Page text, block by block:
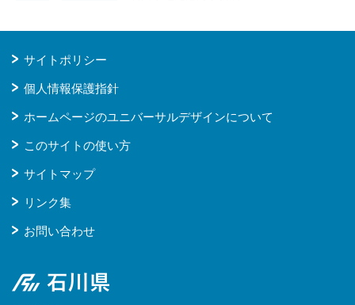
サイトポリシー
個人情報保護指針
ホームページのユニバーサルデザインについて
このサイトの使い方
サイトマップ
リンク集
お問い合わせ
石川県